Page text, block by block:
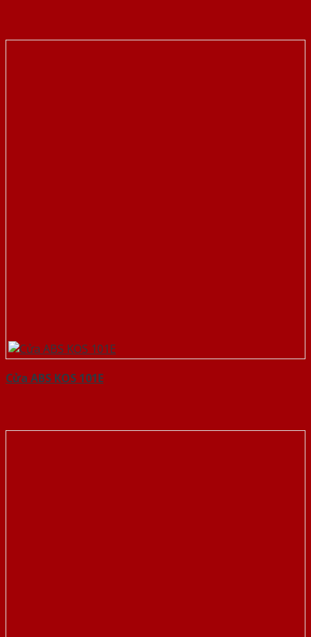
Cửa ABS KOS 101E